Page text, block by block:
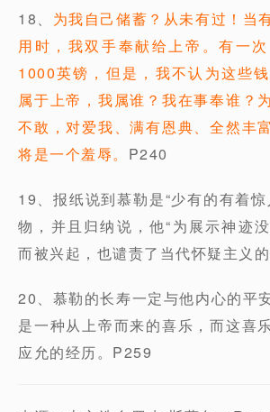
18、 为我自己储蓄？从未有过！当
用时，我双手奉献给上帝。有一
1000英镑，但是，我不认为这些
属于上帝，我属谁？我在事奉谁？
不敢，对爱我、满有恩典、全然丰
将是一个羞辱。 P240
19、报纸说到慕勒是“少有的有着惊
物，并且归纳说，他“为展示神迹
而被兴起，也谴责了当代怀疑主义
20、慕勒的长寿一定与他内心的平
是一种从上帝而来的喜乐，而这喜
应允的经历。P259